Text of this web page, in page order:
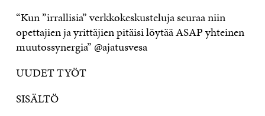
“Kun ”irrallisia” verkkokeskusteluja seuraa niin
opettajien ja yrittäjien pitäisi löytää ASAP yhteinen
muutossynergia” @ajatusvesa
UUDET TYÖT
SISÄLTÖ